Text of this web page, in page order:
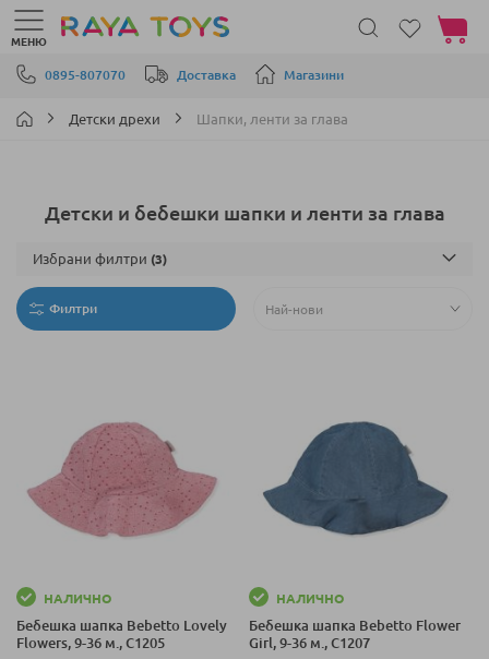
Прескачане към съдържанието
0895-807070 Доставка Магазини
МЕНЮ
Моята
Детски дрехи Шапки, ленти за глава
Детски и бебешки шапки и ленти за глава
Филтри
НАЛИЧНО
Бебешка шапка Bebetto Lovely
Flowers, 9-36 м., C1205
НАЛИЧНО
Бебешка шапка Bebetto Flower
Girl, 9-36 м., C1207
Избрани филтри